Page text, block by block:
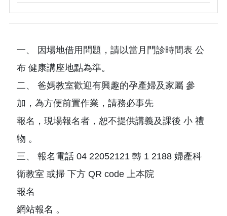
一、 因場地借用問題，請以當月門診時間表 公
布 健康講座地點為準。
二、 爸媽教室歡迎有興趣的孕產婦及家屬 參
加，為方便前置作業，請務必事先
報名，現場報名者，恕不提供講義及課後 小 禮
物 。
三、 報名電話 04 22052121 轉 1 2188 婦產科
衛教室 或掃 下方 QR code 上本院
報名
網站報名 。